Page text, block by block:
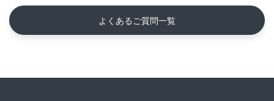
よくあるご質問一覧